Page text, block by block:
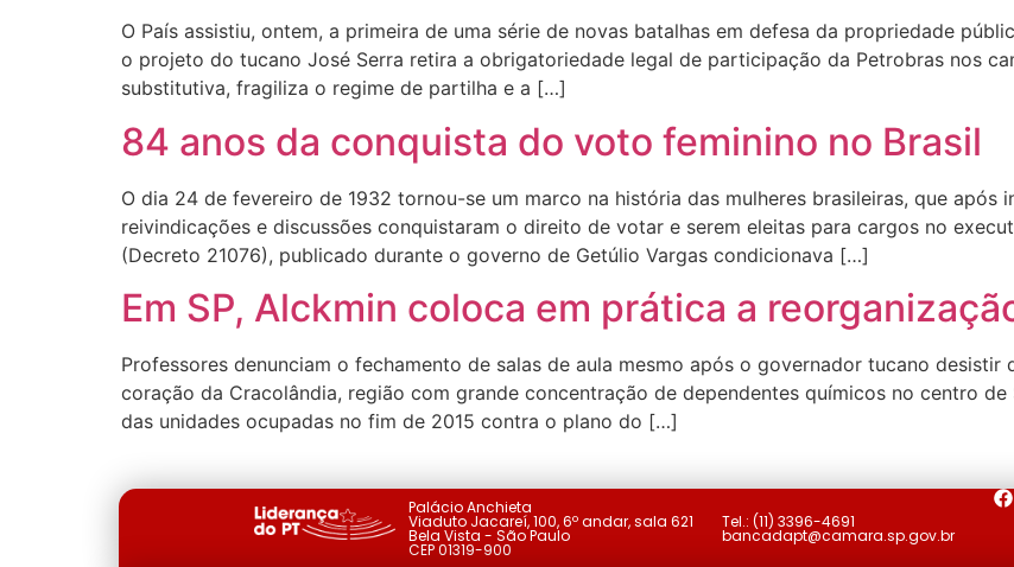
O País assistiu, ontem, a primeira de uma série de novas batalhas em defesa da propriedade
o projeto do tucano José Serra retira a obrigatoriedade legal de participação da Petrobras nos
substitutiva, fragiliza o regime de partilha e a […]
84 anos da conquista do voto feminino no Brasil
O dia 24 de fevereiro de 1932 tornou-se um marco na história das mulheres brasileiras, que após
reivindicações e discussões conquistaram o direito de votar e serem eleitas para cargos no
(Decreto 21076), publicado durante o governo de Getúlio Vargas condicionava […]
Em SP, Alckmin coloca em prática a
Professores denunciam o fechamento de salas de aula mesmo após o governador tucano
coração da Cracolândia, região com grande concentração de dependentes químicos no centro
das unidades ocupadas no fim de 2015 contra o plano do […]
Palácio Anchieta
Viaduto Jacareí, 100, 6º andar, sala 621
Bela Vista - São Paulo
CEP 01319-900
Tel.: (11) 3396-4691
bancadapt@camara.sp.gov.br